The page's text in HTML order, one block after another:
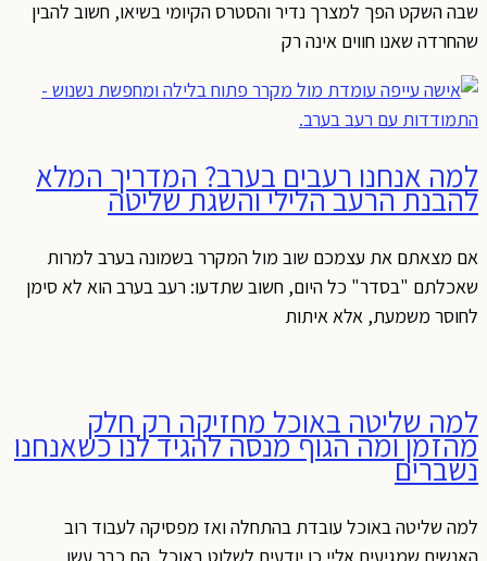
שבה השקט הפך למצרך נדיר והסטרס הקיומי בשיאו, חשוב להבין
שהחרדה שאנו חווים אינה רק
למה אנחנו רעבים בערב? המדריך המלא
להבנת הרעב הלילי והשגת שליטה
אם מצאתם את עצמכם שוב מול המקרר בשמונה בערב למרות
שאכלתם "בסדר" כל היום, חשוב שתדעו: רעב בערב הוא לא סימן
לחוסר משמעת, אלא איתות
למה שליטה באוכל מחזיקה רק חלק
מהזמן ומה הגוף מנסה להגיד לנו כשאנחנו
נשברים
למה שליטה באוכל עובדת בהתחלה ואז מפסיקה לעבוד רוב
האנשים שמגיעים אליי כן יודעים לשלוט באוכל. הם כבר עשו